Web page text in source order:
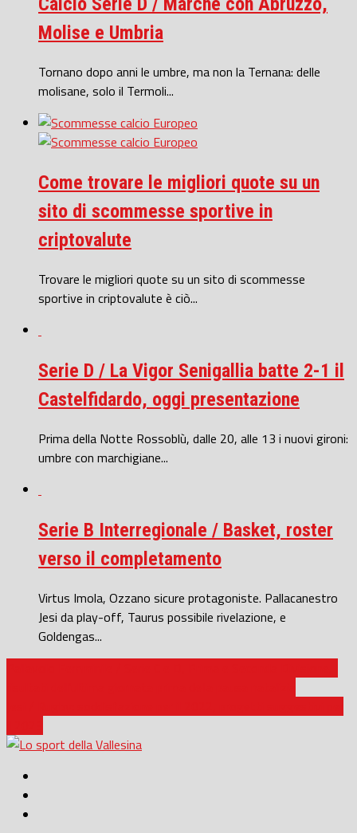
Molise e Umbria
Tornano dopo anni le umbre, ma non la Ternana: delle
molisane, solo il Termoli...
Come trovare le migliori quote su un
sito di scommesse sportive in
criptovalute
Trovare le migliori quote su un sito di scommesse
sportive in criptovalute è ciò...
Serie D / La Vigor Senigallia batte 2-1 il
Castelfidardo, oggi presentazione
Prima della Notte Rossoblù, dalle 20, alle 13 i nuovi gironi:
umbre con marchigiane...
Serie B Interregionale / Basket, roster
verso il completamento
Virtus Imola, Ozzano sicure protagoniste. Pallacanestro
Jesi da play-off, Taurus possibile rivelazione, e
Goldengas...